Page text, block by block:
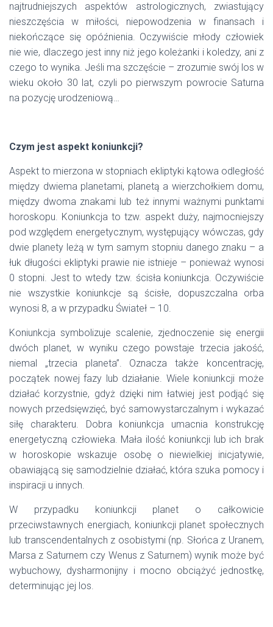
najtrudniejszych aspektów astrologicznych, zwiastujący
nieszczęścia w miłości, niepowodzenia w finansach i
niekończące się opóźnienia. Oczywiście młody człowiek
nie wie, dlaczego jest inny niż jego koleżanki i koledzy, ani z
czego to wynika. Jeśli ma szczęście – zrozumie swój los w
wieku około 30 lat, czyli po pierwszym powrocie Saturna
na pozycję urodzeniową…
Czym jest aspekt koniunkcji?
Aspekt to mierzona w stopniach ekliptyki kątowa odległość
między dwiema planetami, planetą a wierzchołkiem domu,
między dwoma znakami lub też innymi ważnymi punktami
horoskopu. Koniunkcja to tzw. aspekt duży, najmocniejszy
pod względem energetycznym, występujący wówczas, gdy
dwie planety leżą w tym samym stopniu danego znaku – a
łuk długości ekliptyki prawie nie istnieje – ponieważ wynosi
0 stopni. Jest to wtedy tzw. ścisła koniunkcja. Oczywiście
nie wszystkie koniunkcje są ścisłe, dopuszczalna orba
wynosi 8, a w przypadku Świateł – 10.
Koniunkcja symbolizuje scalenie, zjednoczenie się energii
dwóch planet, w wyniku czego powstaje trzecia jakość,
niemal „trzecia planeta”. Oznacza także koncentrację,
początek nowej fazy lub działanie. Wiele koniunkcji może
działać korzystnie, gdyż dzięki nim łatwiej jest podjąć się
nowych przedsięwzięć, być samowystarczalnym i wykazać
siłę charakteru. Dobra koniunkcja umacnia konstrukcję
energetyczną człowieka. Mała ilość koniunkcji lub ich brak
w horoskopie wskazuje osobę o niewielkiej inicjatywie,
obawiającą się samodzielnie działać, która szuka pomocy i
inspiracji u innych.
W przypadku koniunkcji planet o całkowicie
przeciwstawnych energiach, koniunkcji planet społecznych
lub transcendentalnych z osobistymi (np. Słońca z Uranem,
Marsa z Saturnem czy Wenus z Saturnem) wynik może być
wybuchowy, dysharmonijny i mocno obciążyć jednostkę,
determinując jej los.